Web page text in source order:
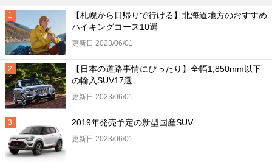
【札幌から日帰りで行ける】北海道地方のおすすめ
ハイキングコース10選
更新日 2023/06/01
【日本の道路事情にぴったり】全幅1,850mm以下
の輸入SUV17選
更新日 2023/06/01
2019年発売予定の新型国産SUV
更新日 2023/06/01